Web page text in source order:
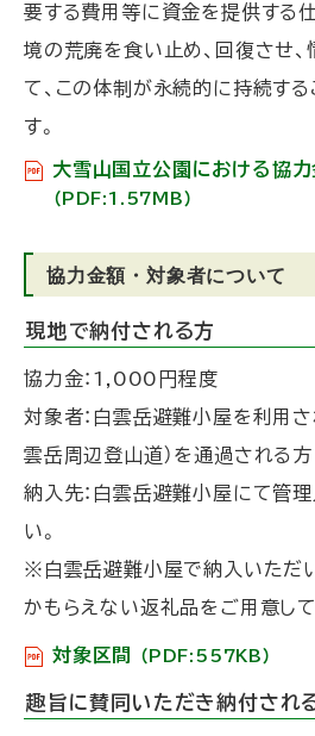
要する費用等に資金を提供する
境の荒廃を食い止め、回復させ
て、この体制が永続的に持続す
す。
大雪山国立公園における協
（PDF:1.57MB）
協力金額・対象者について
現地で納付される方
協力金：1,000円程度
対象者：白雲岳避難小屋を利用さ
雲岳周辺登山道）を通過される方
納入先：白雲岳避難小屋にて管
い。
※白雲岳避難小屋で納入いただ
かもらえない返礼品をご用意して
対象区間 （PDF:557KB）
趣旨に賛同いただき納付され